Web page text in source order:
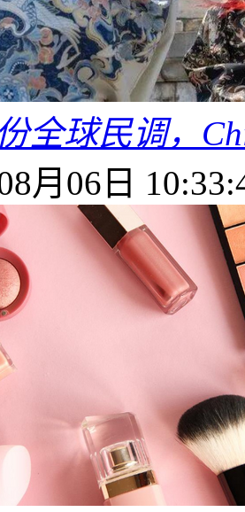
全球民调，
月06日